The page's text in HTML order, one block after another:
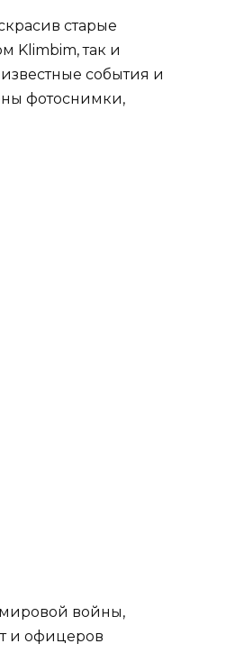
старые
Klimbim, так и
события и
фотоснимки,
войны,
и офицеров